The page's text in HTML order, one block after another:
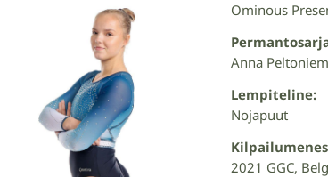
Ominous
Anna
Lempiteline:
Nojapuut
2021 GGC,